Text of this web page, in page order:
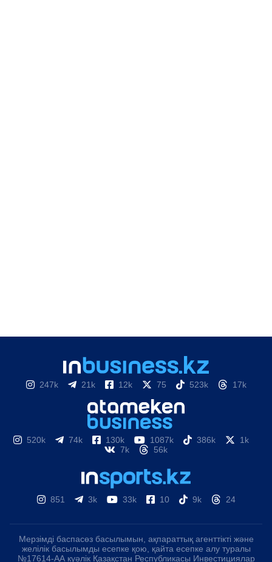
247k 21k 12k 75 523k 17k
520k 74k 130k 1087k 386k
1k
7k
56k
851 3k 33k 10 9k 24
Мерзімді баспасөз басылымын, ақпараттық агенттікті және
желілік басылымды есепке қою, қайта есепке алу туралы
№17614-АА куәлік Қазақстан Республикасы Инвестициялар